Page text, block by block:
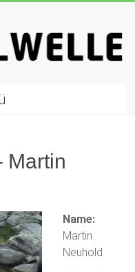
Martin
Name:
Martin
Neuhold